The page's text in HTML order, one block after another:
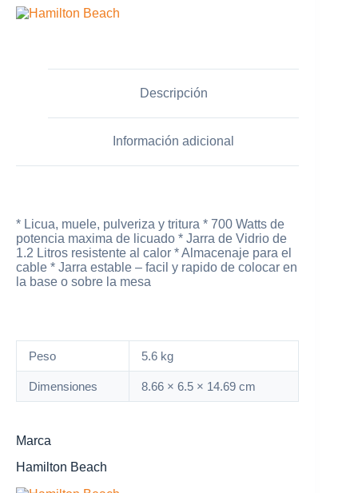
Descripción
Información adicional
* Licua, muele, pulveriza y tritura * 700 Watts de
potencia maxima de licuado * Jarra de Vidrio de
1.2 Litros resistente al calor * Almacenaje para el
cable * Jarra estable – facil y rapido de colocar en
la base o sobre la mesa
Peso 5.6 kg
Dimensiones 8.66 × 6.5 × 14.69 cm
Marca
Hamilton Beach